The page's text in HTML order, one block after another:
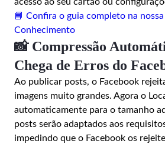
acesso ao seu cartão ou
📘 Confira o guia completo na nossa
Conhecimento
📸 Compressão
Chega de Erros do
Ao publicar posts, o Facebook
imagens muito grandes. Agora o
automaticamente para o tamanho
posts serão adaptados aos
impedindo que o Facebook os